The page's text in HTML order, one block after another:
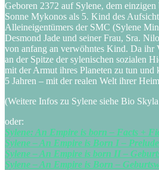
Geboren 2372 auf Sylene, dem
Sonne Mykonos als 5. Kind des
Alleineigentümers der SMC (Sylene
Desmond Jade und seiner Frau, Sra.
von anfang an verwöhntes Kind. Da ihr
an der Spitze der sylenischen sozialen
mit der Armut ihres Planeten zu tun und
5 Jahren – mit der realen Welt ihrer
(Weitere Infos zu Sylene siehe Bio
oder:
Sylene: An Empire is born – Facts +
Sylene – An Empire is Born I –
Sylene – An Empire is born II –
Sylene – An Empire is Born –